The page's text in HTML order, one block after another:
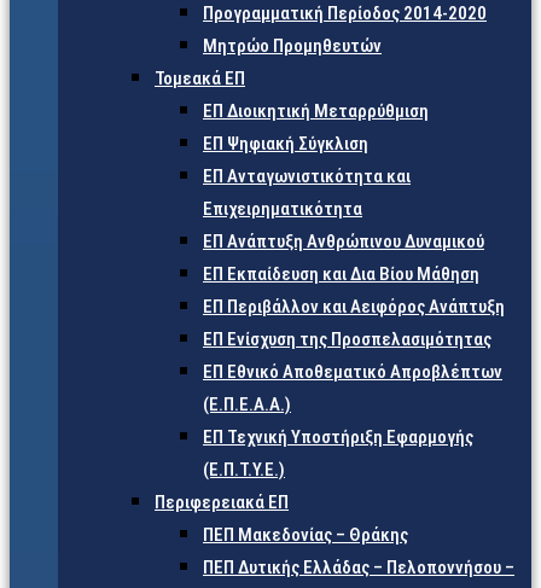
Προγραμματική Περίοδος 2014-2020
Μητρώο Προμηθευτών
Τομεακά ΕΠ
ΕΠ Διοικητική Μεταρρύθμιση
ΕΠ Ψηφιακή Σύγκλιση
ΕΠ Ανταγωνιστικότητα και
Επιχειρηματικότητα
ΕΠ Ανάπτυξη Ανθρώπινου Δυναμικού
ΕΠ Εκπαίδευση και Δια Βίου Μάθηση
ΕΠ Περιβάλλον και Αειφόρος Ανάπτυξη
ΕΠ Ενίσχυση της Προσπελασιμότητας
ΕΠ Εθνικό Αποθεματικό Απροβλέπτων
(Ε.Π.Ε.Α.Α.)
ΕΠ Τεχνική Υποστήριξη Εφαρμογής
(Ε.Π.Τ.Υ.Ε.)
Περιφερειακά ΕΠ
ΠΕΠ Μακεδονίας – Θράκης
ΠΕΠ Δυτικής Ελλάδας – Πελοποννήσου –